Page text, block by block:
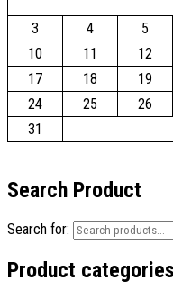
3
4 5
10
11 12
17
18 19
24
25 26
31
Search Product
Search for:
Product categories